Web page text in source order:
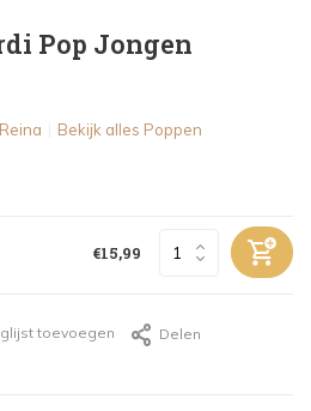
Pop Jongen
Bekijk alles Poppen
€15,99
toevoegen Delen